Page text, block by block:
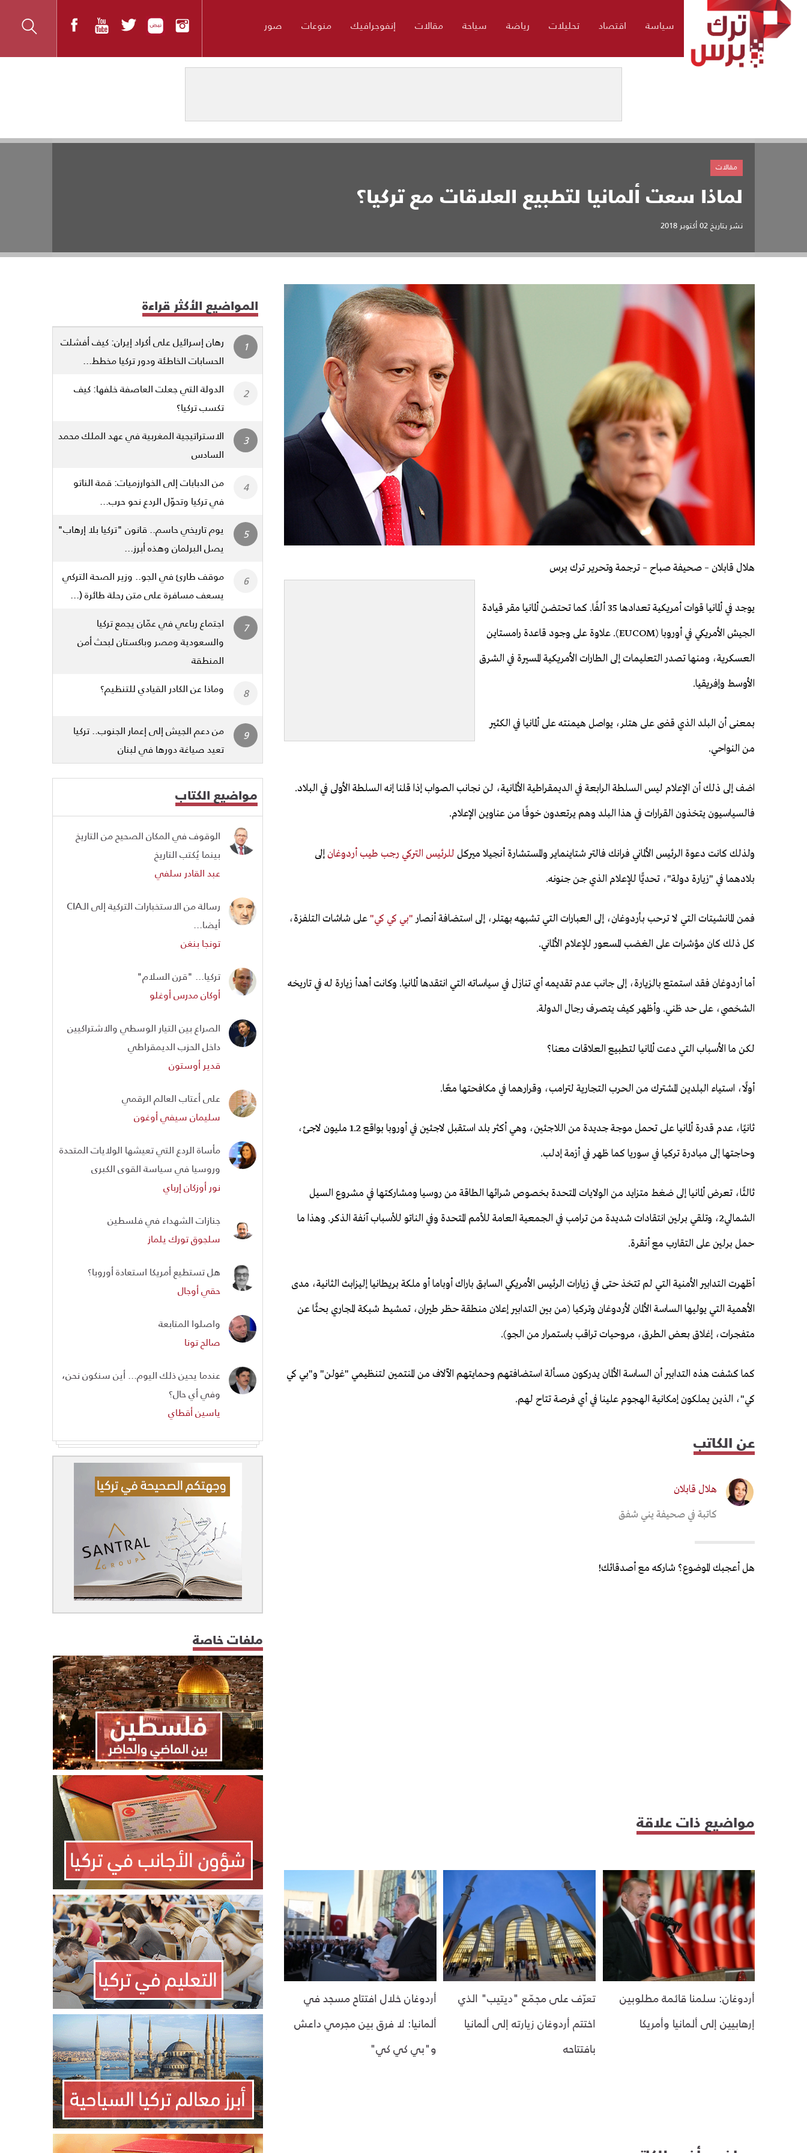
سياسة اقتصاد تحليلات رياضة سياحة مقالات إنفوجرافيك منوعات صور
لماذا سعت ألمانيا لتطبيع العلاقات مع تركيا؟
نشر بتاريخ02 أكتوبر 2018
مقالات
هلال قابلان – صحيفة صباح – ترجمة وتحرير ترك برس
يوجد في ألمانيا قوات أمريكية تعدادها 35 ألفًا. كما تحتضن ألمانيا مقر قيادة
الجيش الأمريكي في أوروبا (EUCOM). علاوة على وجود قاعدة رامستاين
العسكرية، ومنها تصدر التعليمات إلى الطارات الأمريكية المسيرة في الشرق
الأوسط وإفريقيا.
بمعنى أن البلد الذي قضى على هتلر، يواصل هيمنته على ألمانيا في الكثير
من النواحي.
اضف إلى ذلك أن الإعلام ليس السلطة الرابعة في الديمقراطية الألمانية، لن نجانب الصواب إذا قلنا إنه السلطة الأولى في البلاد.
فالسياسيون يتخذون القرارات في هذا البلد وهم يرتعدون خوفًا من عناوين الإعلام.
ولذلك كانت دعوة الرئيس الألماني فرانك فالتر شتاينماير والمستشارة أنجيلا ميركل للرئيس التركي رجب طيب أردوغانإلى
بلادهما في "زيارة دولة"، تحديًّا للإعلام الذي جن جنونه.
فمن المانشيتات التي لا ترحب بأردوغان، إلى العبارات التي تشبهه بهتلر، إلى استضافة أنصار "بي كي كي" على شاشات التلفزة،
كل ذلك كان مؤشرات على الغضب المسعور للإعلام الألماني.
أما أردوغان فقد استمتع بالزيارة، إلى جانب عدم تقديمه أي تنازل في سياساته التي انتقدها ألمانيا. وكانت أهدأ زيارة له في تاريخه
الشخصي، على حد ظني. وأظهر كيف يتصرف رجال الدولة.
لكن ما الأسباب التي دعت ألمانيا لتطبيع العلاقات معنا؟
أولًا، استياء البلدين المشترك من الحرب التجارية لترامب، وقرارهما في مكافحتها معًا.
ثانيًا، عدم قدرة ألمانيا على تحمل موجة جديدة من اللاجئين، وهي أكثر بلد استقبل لاجئين في أوروبا بواقع 1.2 مليون لاجئ،
وحاجتها إلى مبادرة تركيا في سوريا كما ظهر في أزمة إدلب.
ثالثًا، تعرض ألمانيا إلى ضغط متزايد من الولايات المتحدة بخصوص شرائها الطاقة من روسيا ومشاركتها في مشروع السيل
الشمالي2، وتلقي برلين انتقادات شديدة من ترامب في الجمعية العامة للأمم المتحدة وفي الناتو للأسباب آنفة الذكر. وهذا ما
حمل برلين على التقارب مع أنقرة.
أظهرت التدابير الأمنية التي لم تتخذ حتى في زيارات الرئيس الأمريكي السابق باراك أوباما أو ملكة بريطانيا إليزابث الثانية، مدى
الأهمية التي يوليها الساسة الألمان لأردوغان وتركيا (من بين التدابير إعلان منطقة حظر طيران، تمشيط شبكة المجاري بحثًا عن
متفجرات، إغلاق بعض الطرق، مروحيات تراقب باستمرار من الجو).
كما كشفت هذه التدابير أن الساسة الألمان يدركون مسألة استضافتهم وحمايتهم الآلاف من المنتمين لتنظيمي "غولن" و"بي كي
كي"، الذين يملكون إمكانية الهجوم علينا في أي فرصة تتاح لهم.
عن الكاتب
هلال قابلان
كاتبة في صحيفة يني شفق
هل أعجبك الموضوع؟ شاركه مع أصدقائك!
مواضيع ذات علاقة
أردوغان: سلمنا قائمة مطلوبين
إرهابيين إلى ألمانيا وأمريكا
تعرّف على مجمّع "ديتيب" الذي
اختتم أردوغان زيارته إلى ألمانيا
بافتتاحه
أردوغان خلال افتتاح مسجد في
ألمانيا: لا فرق بين مجرمي داعش
و"بي كي كي"
المواضيع الأكثر قراءة
رهان إسرائيل على أكراد إيران: كيف أفشلت
الحسابات الخاطئة ودور تركيا مخطط...
الدولة التي جعلت العاصفة خلفها: كيف
تكسب تركيا؟
الاستراتيجية المغربية في عهد الملك محمد
السادس
من الدبابات إلى الخوارزميات: قمة الناتو
في تركيا وتحوّل الردع نحو حرب...
يوم تاريخي حاسم.. قانون "تركيا بلا إرهاب"
يصل البرلمان وهذه أبرز...
موقف طارئ في الجو.. وزير الصحة التركي
يسعف مسافرة على متن رحلة طائرة (...
اجتماع رباعي في عمّان يجمع تركيا
والسعودية ومصر وباكستان لبحث أمن
المنطقة
وماذا عن الكادر القيادي للتنظيم؟
من دعم الجيش إلى إعمار الجنوب.. تركيا
تعيد صياغة دورها في لبنان
مواضيع الكتاب
الوقوف في المكان الصحيح من التاريخ
بينما يُكتب التاريخ
عبد القادر سلفي
رسالة من الاستخبارات التركية إلى الـCIA
أيضا...
تونجا بنغن
تركيا... "قرن السلام"
أوكان مدرس أوغلو
الصراع بين التيار الوسطي والاشتراكيين
داخل الحزب الديمقراطي
قدير أوستون
على أعتاب العالم الرقمي
سليمان سيفي أوغون
مأساة الردع التي تعيشها الولايات المتحدة
وروسيا في سياسة القوى الكبرى
نور أوزكان إرباي
جنازات الشهداء في فلسطين
سلجوق تورك يلماز
هل تستطيع أمريكا استعادة أوروبا؟
حقي أوجال
واصلوا المتابعة
صالح تونا
عندما يحين ذلك اليوم... أين سنكون نحن،
وفي أي حال؟
ياسين أقطاي
ملفات خاصة